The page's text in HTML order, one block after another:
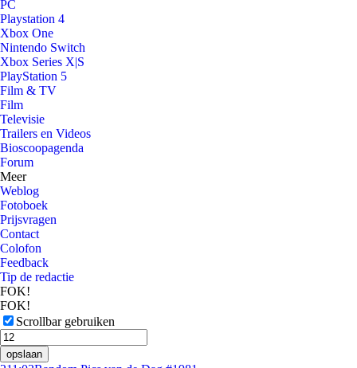
PC
Playstation 4
Xbox One
Nintendo Switch
Xbox Series X|S
PlayStation 5
Film & TV
Film
Televisie
Trailers en Videos
Bioscoopagenda
Forum
Meer
Weblog
Fotoboek
Prijsvragen
Contact
Colofon
Feedback
Tip de redactie
FOK!
FOK!
Scrollbar gebruiken
opslaan